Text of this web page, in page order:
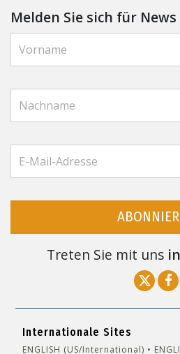
Melden Sie sich für
Treten Sie mit uns
Internationale Sites
ENGLISH (US/International)